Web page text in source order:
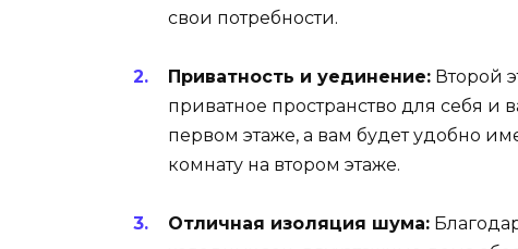
свои потребности.
Приватность и уединение: Второй
приватное пространство для себя и
первом этаже, а вам будет удобно
комнату на втором этаже.
Отличная изоляция шума: